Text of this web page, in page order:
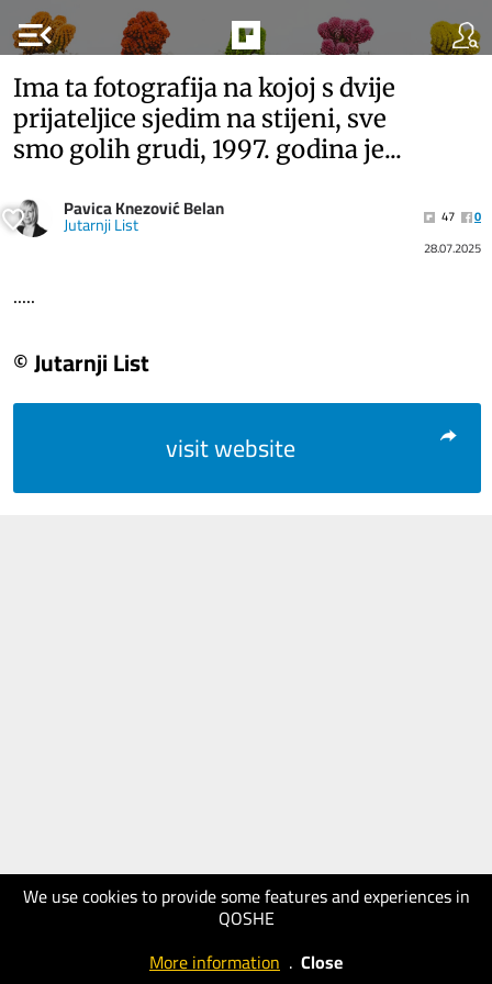
menu_open
We use cookies to provide some features and experiences in
QOSHE
More information . Close
Ima ta fotografija na kojoj s dvije
prijateljice sjedim na stijeni, sve
smo golih grudi, 1997. godina je...
Pavica Knezović Belan
Jutarnji List 47
0
28.07.2025
.....
© Jutarnji List
visit website